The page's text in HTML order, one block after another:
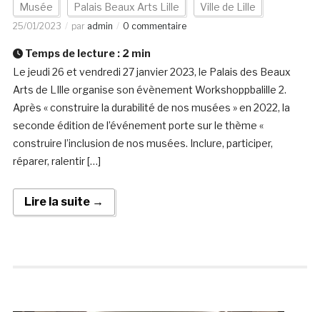
Musée Palais Beaux Arts Lille Ville de Lille
25/01/2023 par admin 0 commentaire
Temps de lecture : 2 min
Le jeudi 26 et vendredi 27 janvier 2023, le Palais des Beaux
Arts de LIlle organise son évènement Workshoppbalille ­2.
Après « construire la durabilité de nos musées » en 2022, la
seconde édition de l’événement porte sur le thème «
construire l’inclusion de nos musées. Inclure, participer,
réparer, ralentir […]
Lire la suite →